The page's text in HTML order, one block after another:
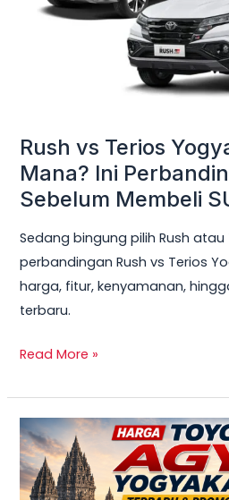
Rush vs Terios
Mana? Ini
Sebelum Membeli
Sedang bingung pilih Rush atau
perbandingan Rush vs Terios
harga, fitur, kenyamanan,
terbaru.
Pilih
Membeli
SUV
Keluarga
Read More »
TERBARU!
Harga
Agya